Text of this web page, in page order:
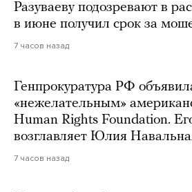
Разуваеву подозревают в
в июне получил срок за
7 часов назад
Генпрокуратура РФ
«нежелательным»
Human Rights Foundation.
возглавляет Юлия
7 часов назад